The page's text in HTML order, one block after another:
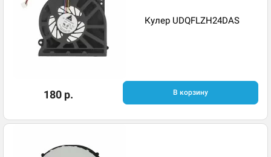
Кулер UDQFLZH24DAS
180 р. В корзину